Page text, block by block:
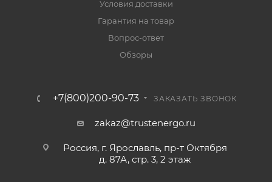
Условия доставки
Гарантия на товар
Вопрос-ответ
Обзоры
+7(800)200-90-73 ЗАКАЗАТЬ ЗВОНОК
zakaz@trustenergo.ru
Россия, г. Ярославль, пр-т Октября
д. 87А, стр. 3, 2 этаж